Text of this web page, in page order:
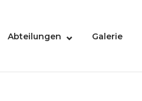
Abteilungen Galerie